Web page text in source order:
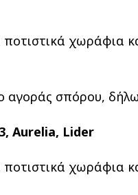
χωράφια
αγοράς σπόρου,
Aurelia, Lider
χωράφια